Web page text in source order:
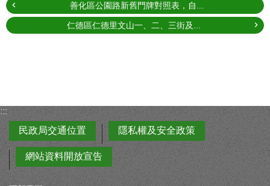
善化區公園路新舊門牌對照表，自...
仁德區仁德里文山一、二、三街及...
:::
民政局交通位置
隱私權及安全政策
網站資料開放宣告